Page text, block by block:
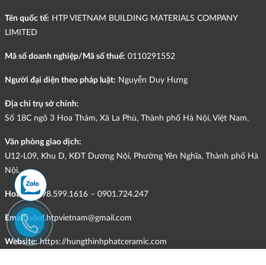
Tên quốc tế: HTP VIETNAM BUILDING MATERIALS COMPANY
LIMITED
Mã số doanh nghiệp/Mã số thuế: 0110291552
Người đại diện theo pháp luật: Nguyễn Duy Hưng
Địa chỉ trụ sở chính:
Số 18C ngõ 3 Hoa Thám, Xã La Phù, Thành phố Hà Nội, Việt Nam.
Văn phòng giao dịch:
U12-L09, Khu D, KĐT Dương Nội, Phường Yên Nghĩa, Thành phố Hà
Nội.
Hotline:098.599.1616 – 0901.724.247
Email: vlxd.htpvietnam@gmail.com
Website: https://hungthinhphatceramic.com